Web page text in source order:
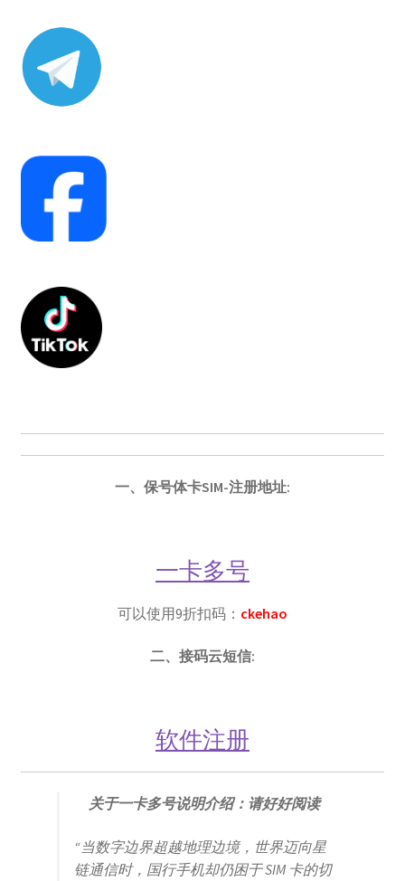
网络服务
云短信-接码
机场订阅
流媒体账号
谷歌产品
英国礼品卡
韩区礼品卡
一、保号体卡SIM-注册地址:
一卡多号
可以使用9折扣码： ckehao
二、接码云短信:
软件注册
关于一卡多号说明介绍：请好好阅读
“当数字边界超越地理边境，世界迈向星
链通信时，国行手机却仍困于 SIM 卡的切